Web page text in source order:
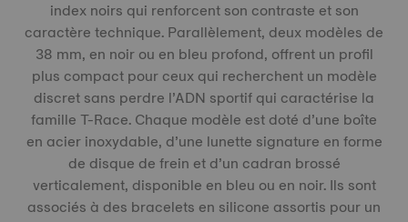
index noirs qui renforcent son contraste et son
caractère technique. Parallèlement, deux modèles de
38 mm, en noir ou en bleu profond, offrent un profil
plus compact pour ceux qui recherchent un modèle
discret sans perdre l’ADN sportif qui caractérise la
famille T-Race. Chaque modèle est doté d’une boîte
en acier inoxydable, d’une lunette signature en forme
de disque de frein et d’un cadran brossé
verticalement, disponible en bleu ou en noir. Ils sont
associés à des bracelets en silicone assortis pour un